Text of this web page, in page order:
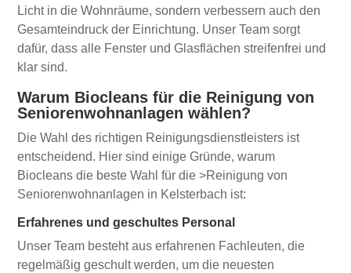
Licht in die Wohnräume, sondern verbessern auch den
Gesamteindruck der Einrichtung. Unser Team sorgt
dafür, dass alle Fenster und Glasflächen streifenfrei und
klar sind.
Warum Biocleans für die Reinigung von
Seniorenwohnanlagen wählen?
Die Wahl des richtigen Reinigungsdienstleisters ist
entscheidend. Hier sind einige Gründe, warum
Biocleans die beste Wahl für die >Reinigung von
Seniorenwohnanlagen in Kelsterbach ist:
Erfahrenes und geschultes Personal
Unser Team besteht aus erfahrenen Fachleuten, die
regelmäßig geschult werden, um die neuesten